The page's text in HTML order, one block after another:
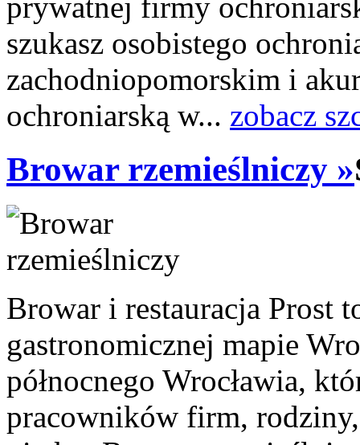
prywatnej firmy
szukasz osobistego
zachodniopomorskim i
ochroniarską w... zobacz
Browar rzemieślniczy »
Browar i restauracja Prost
gastronomicznej mapie
północnego Wrocławia,
pracowników firm,